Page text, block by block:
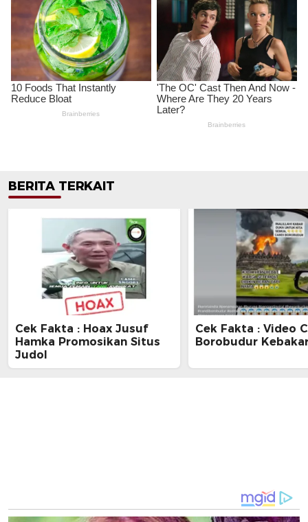
BERITA TERKAIT
Cek Fakta : Hoax Jusuf
Hamka Promosikan Situs
Judol
Cek Fakta : Video
Borobudur